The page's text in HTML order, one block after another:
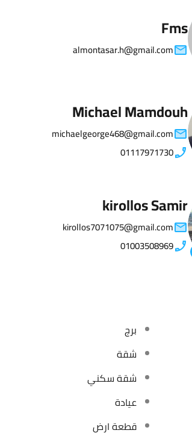
Fms
almontasar.h@gmail.com
Michael Mamdouh
michaelgeorge468@gmail.com
01117971730
kirollos Samir
kirollos7071075@gmail.com
01003508969
برج
شقة
شقة سكني
عيادة
قطعة ارض